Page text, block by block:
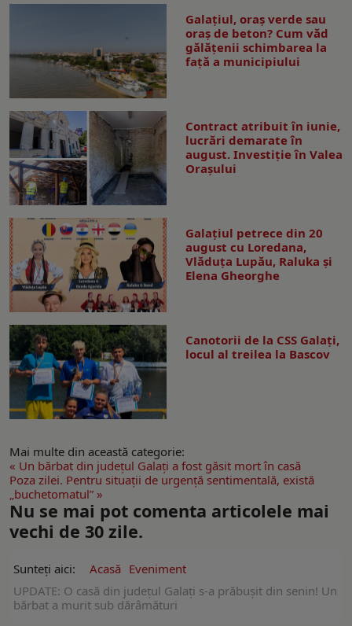
Galațiul, oraș verde sau
oraș de beton? Cum văd
gălățenii schimbarea la
față a municipiului
Contract atribuit în iunie,
lucrări demarate în
august. Investiţie în Valea
Oraşului
Galaţiul petrece din 20
august cu Loredana,
Vlăduța Lupău, Raluka și
Elena Gheorghe
Canotorii de la CSS Galați,
locul al treilea la Bascov
Mai multe din această categorie:
« Un bărbat din județul Galați a fost găsit mort în casă
Poza zilei. Pentru situaţii de urgenţă sentimentală, există
„buchetomatul” »
Nu se mai pot comenta articolele mai
vechi de 30 zile.
Sunteți aici: Acasă Eveniment
UPDATE: O casă din județul Galați s-a prăbușit din senin! Un
bărbat a murit sub dărâmături